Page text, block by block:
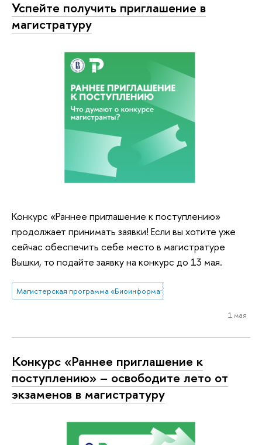
Успейте получить приглашение в
магистратуру
Конкурс «Раннее приглашение к поступлению»
продолжает принимать заявки! Если вы хотите уже
сейчас обеспечить себе место в магистратуре
Вышки, то подайте заявку на конкурс до 13 мая.
Магистерская программа «Биоинформатика в агробиотехнологиях»
1 мая
Конкурс «Раннее приглашение к
поступлению» – освободите лето от
экзаменов в магистратуру